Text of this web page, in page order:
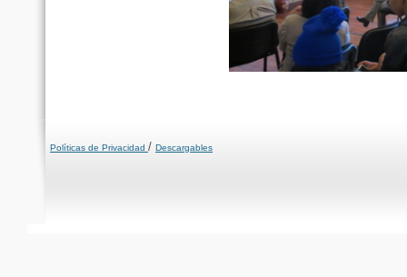
Políticas de Privacidad / Descargables